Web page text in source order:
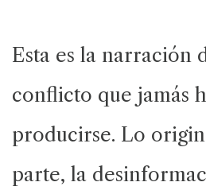
Esta es la narración
conflicto que jamás
producirse. Lo
parte, la